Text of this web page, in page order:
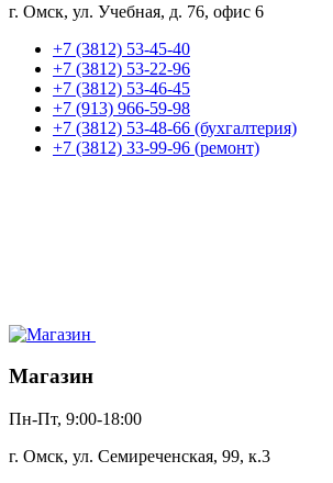
г. Омск, ул. Учебная, д. 76, офис 6
+7 (3812) 53-45-40
+7 (3812) 53-22-96
+7 (3812) 53-46-45
+7 (913) 966-59-98
+7 (3812) 53-48-66 (бухгалтерия)
+7 (3812) 33-99-96 (ремонт)
Магазин
Пн-Пт, 9:00-18:00
г. Омск, ул. Семиреченская, 99, к.3